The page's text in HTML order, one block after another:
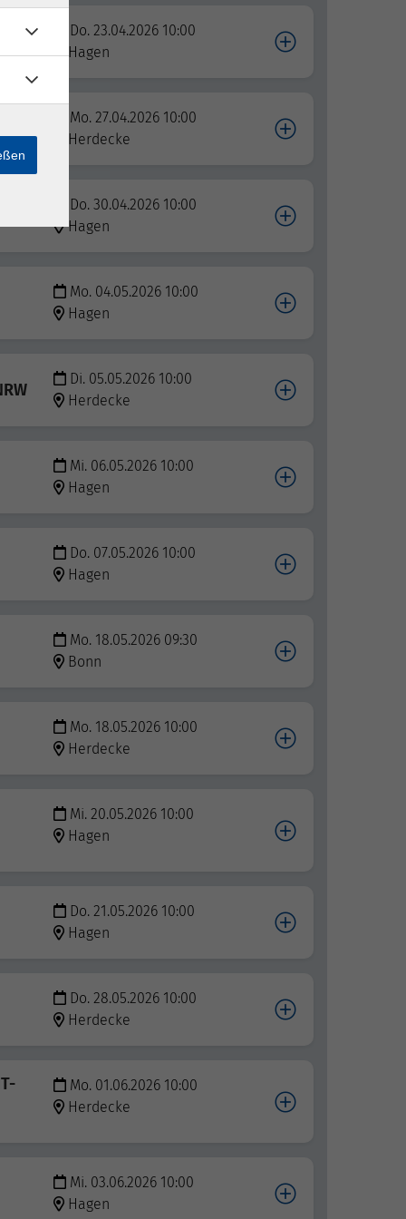
Do. 23.04.2026 10:00
Hagen
Mo. 27.04.2026 10:00
Herdecke
Do. 30.04.2026 10:00
Hagen
Mo. 04.05.2026 10:00
Hagen
Di. 05.05.2026 10:00
Herdecke
Mi. 06.05.2026 10:00
Hagen
Do. 07.05.2026 10:00
Hagen
Mo. 18.05.2026 09:30
Bonn
Mo. 18.05.2026 10:00
Herdecke
Mi. 20.05.2026 10:00
Hagen
Do. 21.05.2026 10:00
Hagen
Do. 28.05.2026 10:00
Herdecke
Mo. 01.06.2026 10:00
Herdecke
Mi. 03.06.2026 10:00
Hagen